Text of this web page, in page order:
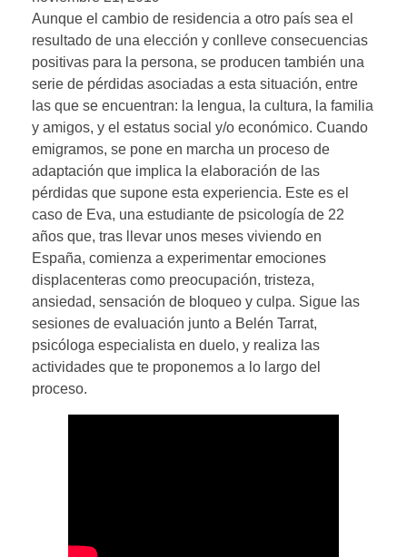
Aunque el cambio de residencia a otro país sea el
resultado de una elección y conlleve consecuencias
positivas para la persona, se producen también una
serie de pérdidas asociadas a esta situación, entre
las que se encuentran: la lengua, la cultura, la familia
y amigos, y el estatus social y/o económico. Cuando
emigramos, se pone en marcha un proceso de
adaptación que implica la elaboración de las
pérdidas que supone esta experiencia. Este es el
caso de Eva, una estudiante de psicología de 22
años que, tras llevar unos meses viviendo en
España, comienza a experimentar emociones
displacenteras como preocupación, tristeza,
ansiedad, sensación de bloqueo y culpa. Sigue las
sesiones de evaluación junto a Belén Tarrat,
psicóloga especialista en duelo, y realiza las
actividades que te proponemos a lo largo del
proceso.